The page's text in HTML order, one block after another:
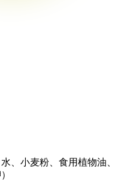
、小麦粉、食用植物油、